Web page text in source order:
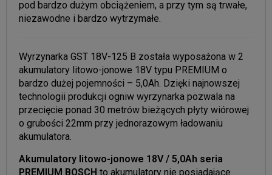
pod bardzo dużym obciążeniem, a przy tym są trwałe,
niezawodne i bardzo wytrzymałe.
Wyrzynarka GST 18V-125 B została wyposażona w 2
akumulatory litowo-jonowe 18V typu PREMIUM o
bardzo dużej pojemności – 5,0Ah. Dzięki najnowszej
technologii produkcji ogniw wyrzynarka pozwala na
przecięcie ponad 30 metrów bieżących płyty wiórowej
o grubości 22mm przy jednorazowym ładowaniu
akumulatora.
Akumulatory litowo-jonowe 18V / 5,0Ah seria
PREMIUM BOSCH to akumulatory nie posiadające